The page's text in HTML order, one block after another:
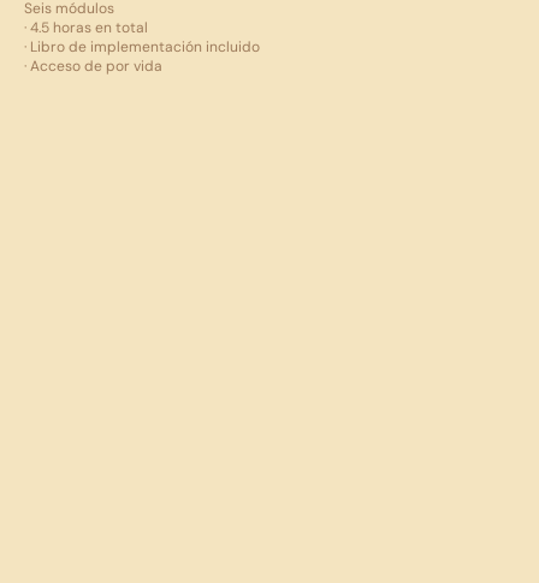
Seis módulos
· 4.5 horas en total
· Libro de implementación incluido
· Acceso de por vida